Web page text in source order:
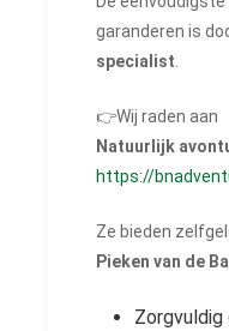
garanderen is
specialist
👉Wij raden aan
Natuurlijk
https://
Ze bieden
Pieken van de